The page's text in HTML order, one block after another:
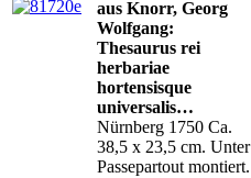
aus Knorr, Georg
Wolfgang:
Thesaurus rei
herbariae
hortensisque
universalis…
Nürnberg 1750 Ca.
38,5 x 23,5 cm. Unter
Passepartout montiert.